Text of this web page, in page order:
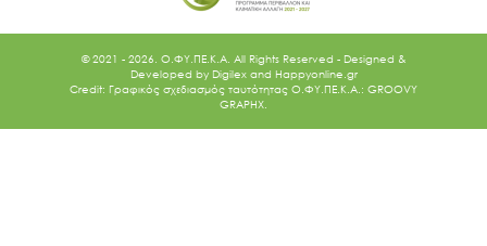
© 2021 - 2026. O.ΦΥ.ΠΕ.Κ.Α. All Rights Reserved - Designed &
Developed by Digilex and Happyonline.gr
Credit: Γραφικός σχεδιασμός ταυτότητας Ο.ΦΥ.ΠΕ.Κ.Α.: GROOVY
GRAPHX.